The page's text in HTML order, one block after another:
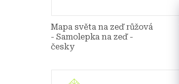
Mapa světa na zeď růžová
- Samolepka na zeď -
česky